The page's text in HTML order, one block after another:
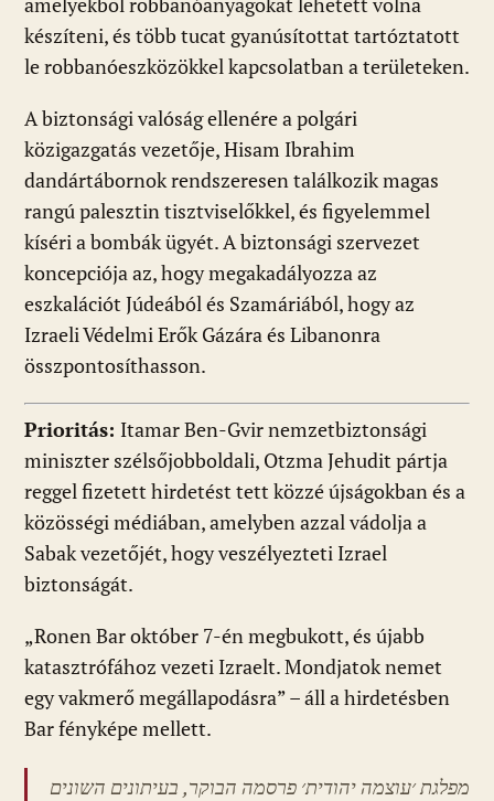
készíteni, és több tucat gyanúsítottat tartóztatott
le robbanóeszközökkel kapcsolatban a területeken.
A biztonsági valóság ellenére a polgári
közigazgatás vezetője, Hisam Ibrahim
dandártábornok rendszeresen találkozik magas
rangú palesztin tisztviselőkkel, és figyelemmel
kíséri a bombák ügyét. A biztonsági szervezet
koncepciója az, hogy megakadályozza az
eszkalációt Júdeából és Szamáriából, hogy az
Izraeli Védelmi Erők Gázára és Libanonra
összpontosíthasson.
Prioritás: Itamar Ben-Gvir nemzetbiztonsági
miniszter szélsőjobboldali, Otzma Jehudit pártja
reggel fizetett hirdetést tett közzé újságokban és a
közösségi médiában, amelyben azzal vádolja a
Sabak vezetőjét, hogy veszélyezteti Izrael
biztonságát.
„Ronen Bar október 7-én megbukott, és újabb
katasztrófához vezeti Izraelt. Mondjatok nemet
egy vakmerő megállapodásra” – áll a hirdetésben
Bar fényképe mellett.
מפלגת ׳עוצמה יהודית׳ פרסמה הבוקר, בעיתונים השונים